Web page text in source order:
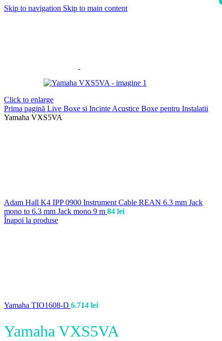
Skip to navigation Skip to main content
Click to enlarge
Prima pagină Live Boxe si Incinte Acustice Boxe pentru Instalatii
Yamaha VXS5VA
Adam Hall K4 IPP 0900 Instrument Cable REAN 6.3 mm Jack
mono to 6.3 mm Jack mono 9 m 84 lei
Înapoi la produse
Yamaha TIO1608-D 6.714 lei
Yamaha VXS5VA